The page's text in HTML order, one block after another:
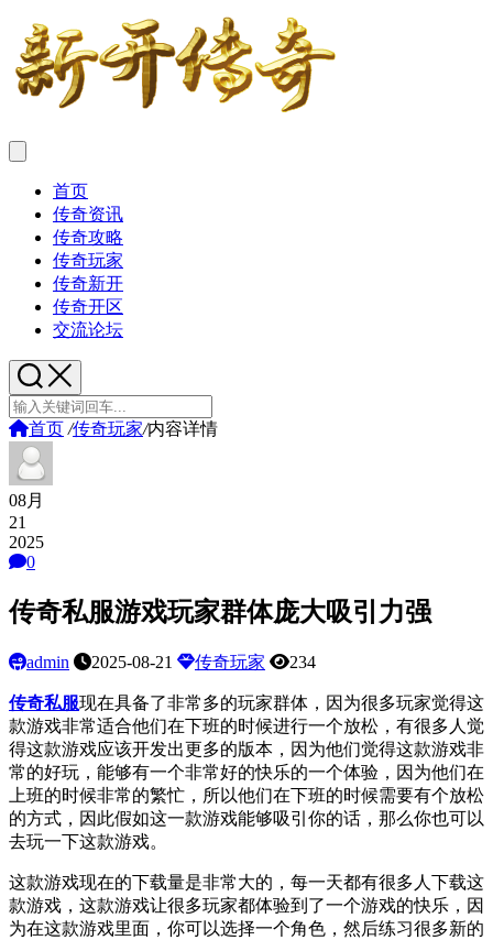
首页
传奇资讯
传奇攻略
传奇玩家
传奇新开
传奇开区
交流论坛
首页 /传奇玩家/内容详情
08月
21
2025
0
传奇私服游戏玩家群体庞大吸引力强
admin 2025-08-21 传奇玩家 234
传奇私服现在具备了非常多的玩家群体，因为很多玩家觉得这
款游戏非常适合他们在下班的时候进行一个放松，有很多人觉
得这款游戏应该开发出更多的版本，因为他们觉得这款游戏非
常的好玩，能够有一个非常好的快乐的一个体验，因为他们在
上班的时候非常的繁忙，所以他们在下班的时候需要有个放松
的方式，因此假如这一款游戏能够吸引你的话，那么你也可以
去玩一下这款游戏。
这款游戏现在的下载量是非常大的，每一天都有很多人下载这
款游戏，这款游戏让很多玩家都体验到了一个游戏的快乐，因
为在这款游戏里面，你可以选择一个角色，然后练习很多新的